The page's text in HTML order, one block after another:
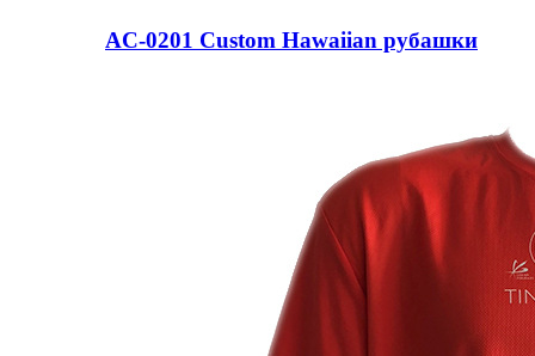
AC-0201 Custom Hawaiian рубашки